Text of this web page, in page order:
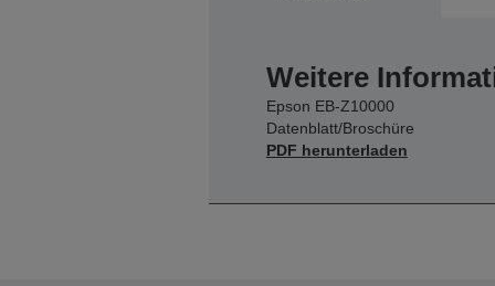
Weitere
Epson EB-Z10000
Datenblatt/Broschüre
PDF herunterladen